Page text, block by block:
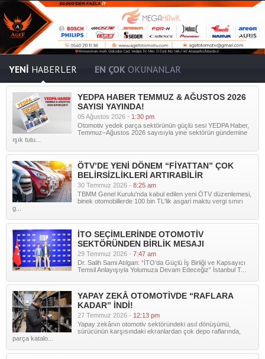
YENİ HABERLER EN ÇOK OKUNANLAR
YEDPA HABER TEMMUZ & AĞUSTOS 2026
SAYISI YAYINDA!
05 Ağustos 2026 - 1:30 pm
Otomotiv yedek parça sektörünün güçlü sesi YEDPA Haber,
Temmuz–Ağustos 2026 sayısıyla yine sektörün gündemine
ışık tutu...
ÖTV’DE YENİ DÖNEM “FİYATTAN” ÇOK
BELİRSİZLİKLERİ ARTIRABİLİR
30 Temmuz 2026 - 8:25 am
TBMM Genel Kurulu'nda kabul edilen yeni ÖTV düzenlemesi,
binek otomobillerde 100 bin TL'lik asgari maktu vergi sınırı
g...
İTO SEÇİMLERİNDE OTOMOTİV
SEKTÖRÜNDEN BİRLİK MESAJI
29 Temmuz 2026 - 7:47 am
Dr. Salih Sami Atılgan: “İTO’da Güçlü İş Birliği ve Kapsayıcı
Temsil Anlayışıyla Yolumuza Devam Edeceğiz” İstanbul T...
YAPAY ZEKÂ OTOMOTİVDE “RAFLARA
KADAR” İNDİ!
27 Temmuz 2026 - 12:13 pm
Yapay zekânın otomotiv sektöründeki asıl dönüşümü,
sürücünün karşısındaki ekranlardan çok depo raflarında,
parça katalo...